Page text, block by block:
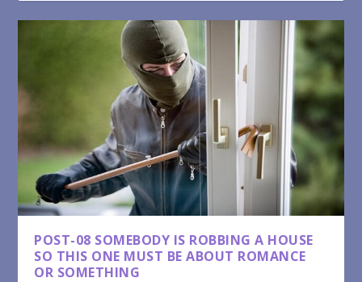
POST-08 SOMEBODY IS ROBBING A HOUSE
SO THIS ONE MUST BE ABOUT ROMANCE
OR SOMETHING